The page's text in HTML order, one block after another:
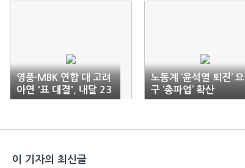
영풍·MBK 연합 대 고려
아연 '표 대결', 내달 23
일
노동계 ‘윤석열 퇴진’ 요
구 ‘총파업’ 확산
이 기자의 최신글